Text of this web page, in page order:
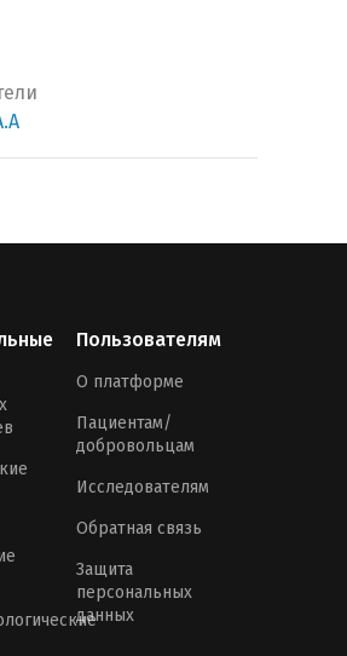
Пользователям
О платформе
Пациентам/
добровольцам
Исследователям
Обратная связь
Защита
персональных
данных